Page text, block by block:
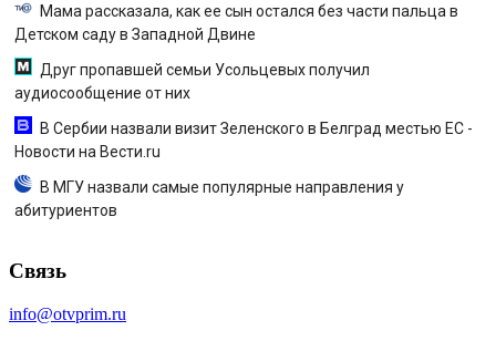
Мама рассказала, как ее сын остался без части пальца в
Детском саду в Западной Двине
Друг пропавшей семьи Усольцевых получил
аудиосообщение от них
В Сербии назвали визит Зеленского в Белград местью ЕС -
Новости на Вести.ru
В МГУ назвали самые популярные направления у
абитуриентов
Связь
info@otvprim.ru